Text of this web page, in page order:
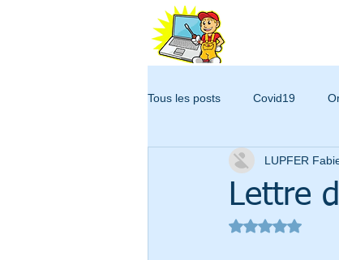
Tous les posts Covid19
Montpellier Fidélité
Lettre
LUPFER
Noté NaN